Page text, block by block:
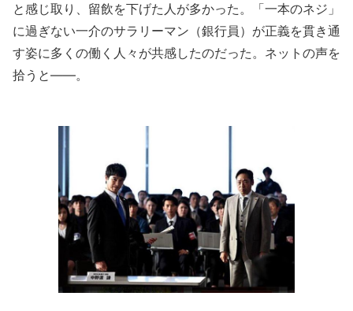
と感じ取り、留飲を下げた人が多かった。「一本のネジ」
に過ぎない一介のサラリーマン（銀行員）が正義を貫き通
す姿に多くの働く人々が共感したのだった。ネットの声を
拾うと――。